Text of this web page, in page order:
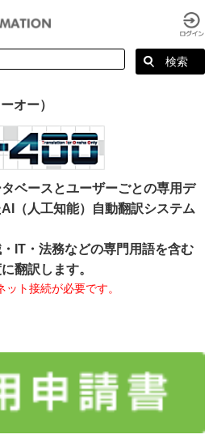
オー）
ベースとユーザーごとの専用デ
（人工知能）自動翻訳システム
IT・法務などの専門用語を含む
翻訳します。
ト接続が必要です。